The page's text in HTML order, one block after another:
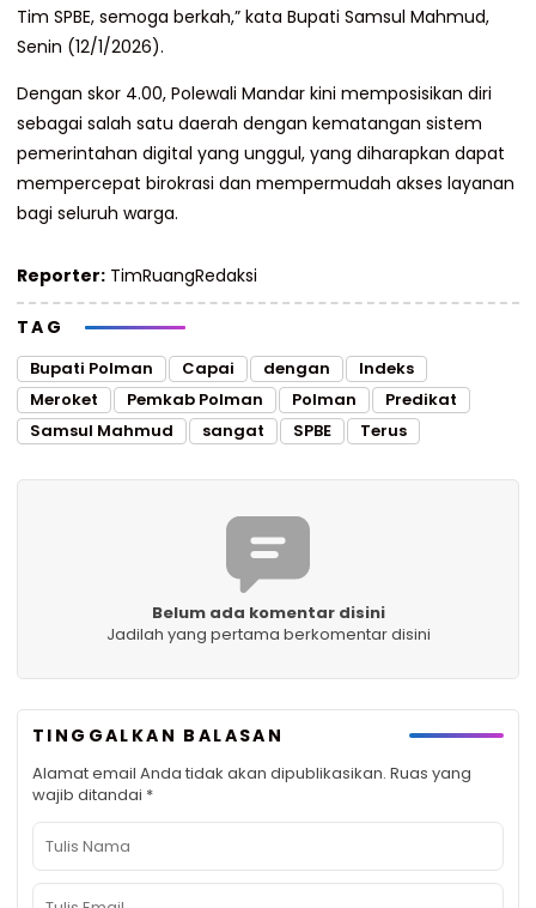
Tim SPBE, semoga berkah,” kata Bupati Samsul Mahmud,
Senin (12/1/2026).
Dengan skor 4.00, Polewali Mandar kini memposisikan diri
sebagai salah satu daerah dengan kematangan sistem
pemerintahan digital yang unggul, yang diharapkan dapat
mempercepat birokrasi dan mempermudah akses layanan
bagi seluruh warga.
Reporter: TimRuangRedaksi
TAG
Bupati Polman Capai dengan
Indeks
Meroket
Pemkab Polman Polman
Predikat
Samsul Mahmud
sangat SPBE Terus
Belum ada komentar disini
Jadilah yang pertama berkomentar disini
TINGGALKAN BALASAN
Alamat email Anda tidak akan dipublikasikan. Ruas yang
wajib ditandai *